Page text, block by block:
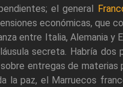
el general
económicas, que
entre Italia, Alemania y
secreta. Habría
entregas de materias
la paz, el Marruecos